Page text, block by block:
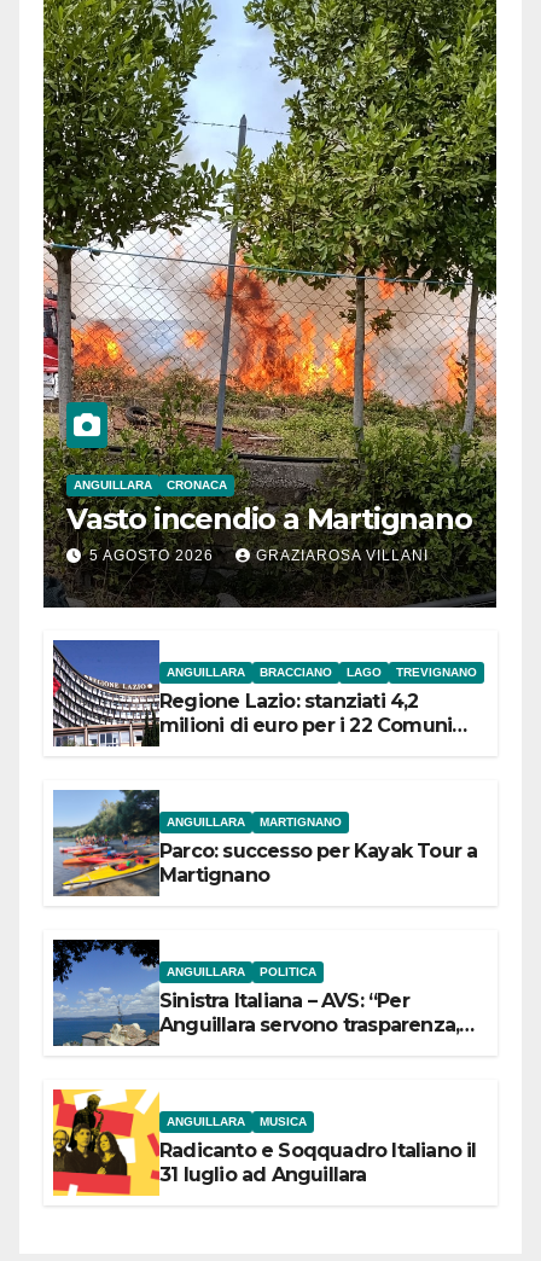
ANGUILLARA CRONACA
Vasto incendio a Martignano
5 AGOSTO 2026 GRAZIAROSA VILLANI
ANGUILLARA BRACCIANO LAGO TREVIGNANO
Regione Lazio: stanziati 4,2
milioni di euro per i 22 Comuni
ANGUILLARA MARTIGNANO
Parco: successo per Kayak Tour a
Martignano
ANGUILLARA POLITICA
Sinistra Italiana – AVS: “Per
Anguillara servono trasparenza,
ANGUILLARA MUSICA
Radicanto e Soqquadro Italiano il
31 luglio ad Anguillara